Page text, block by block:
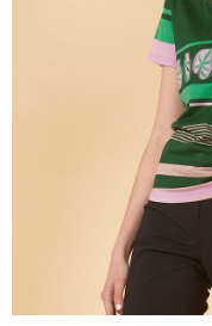
1.本服務係由「台灣大哥大
用戶於交易時，得透過本服
買賣價金債權讓與本公司後
2.基於同意付款使用「大哥
資料（包含姓名、電話或地
由本公司與您本人進行分期
3.完整用戶服務條款，請詳
ATM／網路銀行／等多元方
※ 請注意：結帳手續完成當
購買商品的店家。未經商家
※ 交易是否成功請以「
是否繳費成功／繳費後需取
https://
１．透過由恩沛科技股份有
易，需依本服務之必要範圍
權轉讓予恩沛科技股份有限公
２．關於個人資料處理事宜
https://aftee.tw/terms/
３．未成年的使用者請事先
每筆NT$120，滿